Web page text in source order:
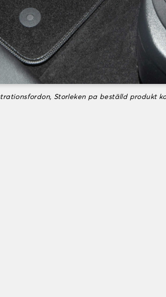
Storleken pa beställd produkt